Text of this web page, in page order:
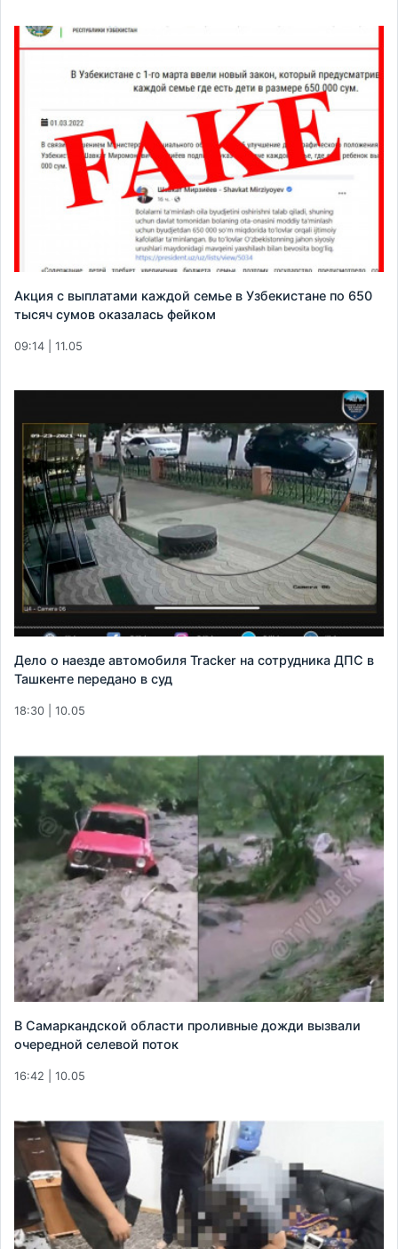
Акция с выплатами каждой семье в Узбекистане по 650
тысяч сумов оказалась фейком
09:14 | 11.05
Дело о наезде автомобиля Tracker на сотрудника ДПС в
Ташкенте передано в суд
18:30 | 10.05
В Самаркандской области проливные дожди вызвали
очередной селевой поток
16:42 | 10.05